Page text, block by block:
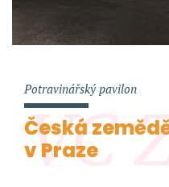
VC
Potravinářský pavilon
Česká
v Praze